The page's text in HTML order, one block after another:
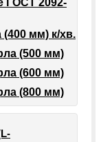
ГОСТ 2092-
мм) к/хв.
(500 мм)
(600 мм)
(800 мм)